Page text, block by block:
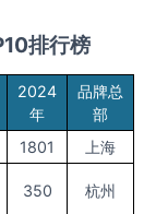
排行榜
2024
年
品牌总
部
1801 上海
350 杭州